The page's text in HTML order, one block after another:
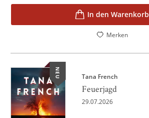
In den Warenkorb
Merken
NEU Tana French
Feuerjagd
29.07.2026